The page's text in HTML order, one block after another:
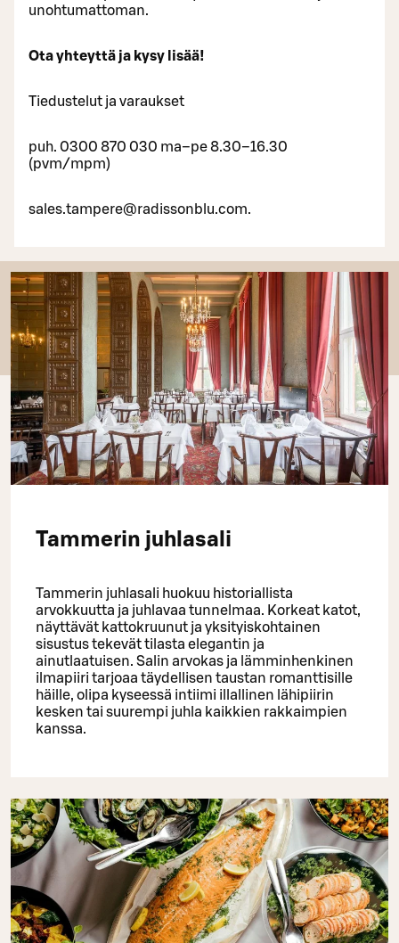
unohtumattoman.
Ota yhteyttä ja kysy lisää!
Tiedustelut ja varaukset
puh. 0300 870 030 ma–pe 8.30–16.30
(pvm/mpm)
sales.tampere@radissonblu.com.
Tammerin juhlasali
Tammerin juhlasali huokuu historiallista
arvokkuutta ja juhlavaa tunnelmaa. Korkeat katot,
näyttävät kattokruunut ja yksityiskohtainen
sisustus tekevät tilasta elegantin ja
ainutlaatuisen. Salin arvokas ja lämminhenkinen
ilmapiiri tarjoaa täydellisen taustan romanttisille
häille, olipa kyseessä intiimi illallinen lähipiirin
kesken tai suurempi juhla kaikkien rakkaimpien
kanssa.